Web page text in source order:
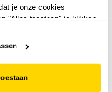
je onze cookies
"Alles toestaan" te klikken.